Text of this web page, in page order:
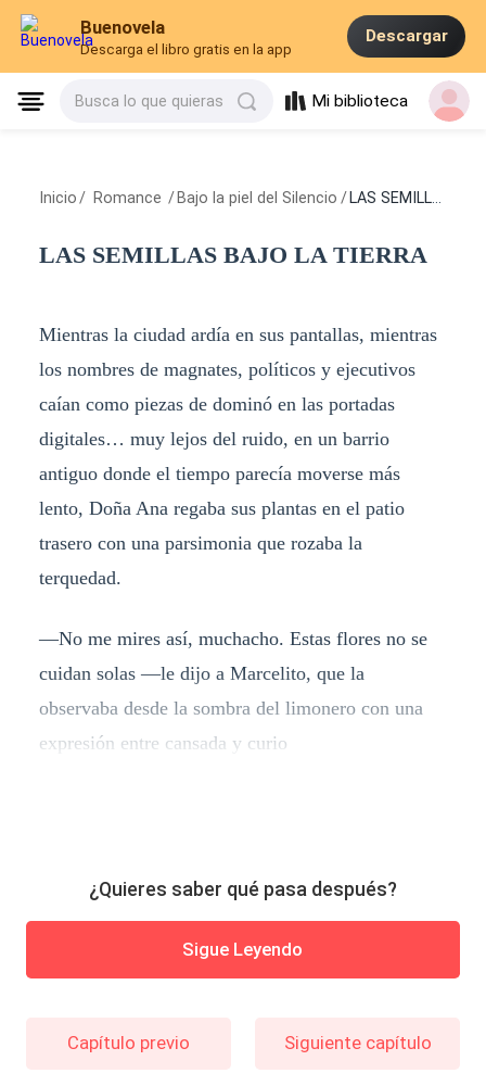
Buenovela
Descarga el libro gratis en la app
Descargar
Busca lo que quieras Mi biblioteca
Inicio / Romance / Bajo la piel del Silencio / LAS SEMILLAS BAJO LA TIERRA
LAS SEMILLAS BAJO LA TIERRA
Mientras la ciudad ardía en sus pantallas, mientras
los nombres de magnates, políticos y ejecutivos
caían como piezas de dominó en las portadas
digitales… muy lejos del ruido, en un barrio
antiguo donde el tiempo parecía moverse más
lento, Doña Ana regaba sus plantas en el patio
trasero con una parsimonia que rozaba la
terquedad.
—No me mires así, muchacho. Estas flores no se
cuidan solas —le dijo a Marcelito, que la
observaba desde la sombra del limonero con una
expresión entre cansada y curio
¿Quieres saber qué pasa después?
Sigue Leyendo
Capítulo previo Siguiente capítulo